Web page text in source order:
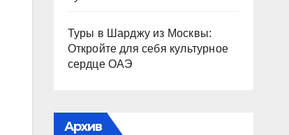
Туры в Шарджу из Москвы:
Откройте для себя культурное
сердце ОАЭ
Архив